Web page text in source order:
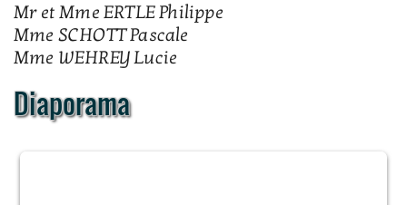
Mr et Mme ERTLE Philippe
Mme SCHOTT Pascale
Mme WEHREY Lucie
Diaporama